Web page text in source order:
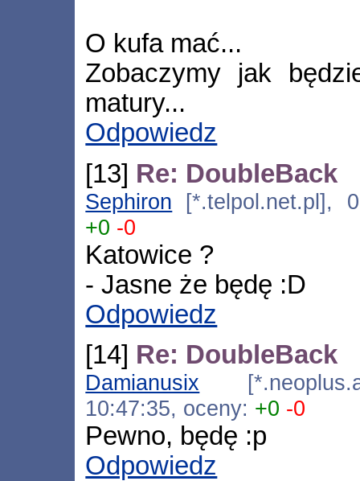
O kufa mać...
Zobaczymy jak
matury...
Odpowiedz
[13] Re: DoubleBack
Sephiron [*.telpol.net.pl],
+0 -0
Katowice ?
- Jasne że będę :D
Odpowiedz
[14] Re: DoubleBack
Damianusix
10:47:35, oceny: +0 -0
Pewno, będę :p
Odpowiedz